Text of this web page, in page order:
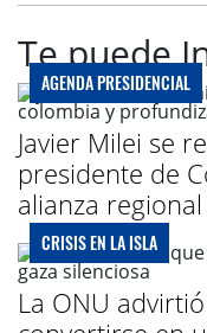
Te puede
AGENDA PRESIDENCIAL
Javier Milei se
presidente de
alianza regional
CRISIS EN LA ISLA
La ONU